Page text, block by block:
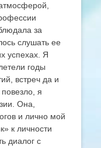
за
слушать ее
успехах. Я
годы
встреч да и
я
Она,
и лично мой
к личности
диалог с